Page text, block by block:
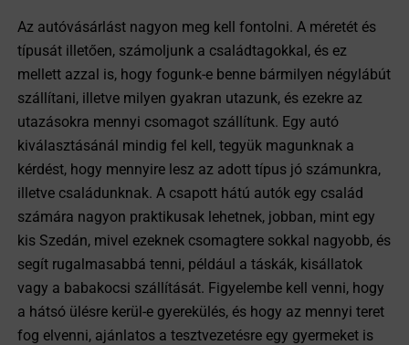
Az autóvásárlást nagyon meg kell fontolni. A méretét és
típusát illetően, számoljunk a családtagokkal, és ez
mellett azzal is, hogy fogunk-e benne bármilyen négylábút
szállítani, illetve milyen gyakran utazunk, és ezekre az
utazásokra mennyi csomagot szállítunk. Egy autó
kiválasztásánál mindig fel kell, tegyük magunknak a
kérdést, hogy mennyire lesz az adott típus jó számunkra,
illetve családunknak. A csapott hátú autók egy család
számára nagyon praktikusak lehetnek, jobban, mint egy
kis Szedán, mivel ezeknek csomagtere sokkal nagyobb, és
segít rugalmasabbá tenni, például a táskák, kisállatok
vagy a babakocsi szállítását. Figyelembe kell venni, hogy
a hátsó ülésre kerül-e gyerekülés, és hogy az mennyi teret
fog elvenni, ajánlatos a tesztvezetésre egy gyermeket is